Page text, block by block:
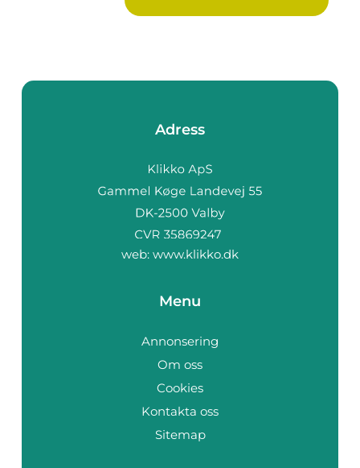
Adress
web: www.klikko.dk
Menu
Annonsering
Om oss
Cookies
Kontakta oss
Sitemap